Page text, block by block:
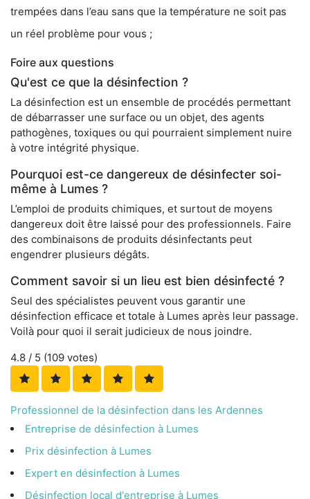
trempées dans l’eau sans que la température ne soit pas
un réel problème pour vous ;
Foire aux questions
Qu'est ce que la désinfection ?
La désinfection est un ensemble de procédés permettant
de débarrasser une surface ou un objet, des agents
pathogènes, toxiques ou qui pourraient simplement nuire
à votre intégrité physique.
Pourquoi est-ce dangereux de désinfecter soi-
même à Lumes ?
L’emploi de produits chimiques, et surtout de moyens
dangereux doit être laissé pour des professionnels. Faire
des combinaisons de produits désinfectants peut
engendrer plusieurs dégâts.
Comment savoir si un lieu est bien désinfecté ?
Seul des spécialistes peuvent vous garantir une
désinfection efficace et totale à Lumes après leur passage.
Voilà pour quoi il serait judicieux de nous joindre.
4.8 / 5 (109 votes)
Professionnel de la désinfection dans les Ardennes
Entreprise de désinfection à Lumes
Prix désinfection à Lumes
Expert en désinfection à Lumes
Désinfection local d'entreprise à Lumes